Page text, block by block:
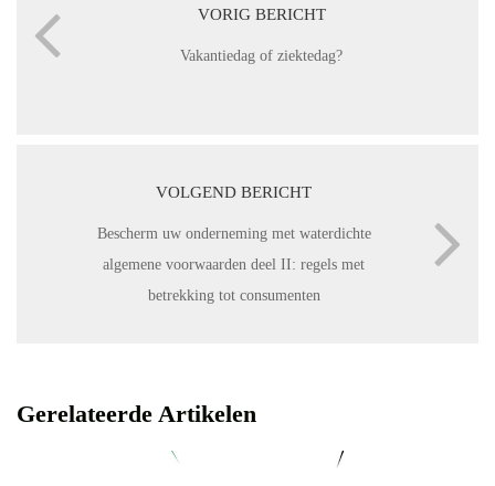
VORIG BERICHT
Vakantiedag of ziektedag?
VOLGEND BERICHT
Bescherm uw onderneming met waterdichte
algemene voorwaarden deel II: regels met
betrekking tot consumenten
Gerelateerde Artikelen